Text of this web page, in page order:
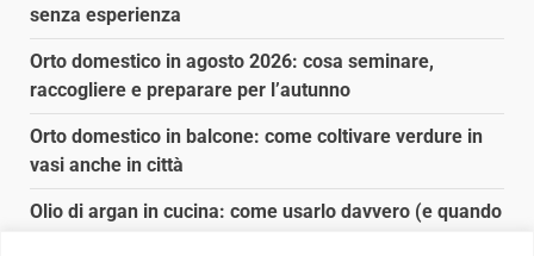
senza esperienza
Orto domestico in agosto 2026: cosa seminare,
raccogliere e preparare per l’autunno
Orto domestico in balcone: come coltivare verdure in
vasi anche in città
Olio di argan in cucina: come usarlo davvero (e quando